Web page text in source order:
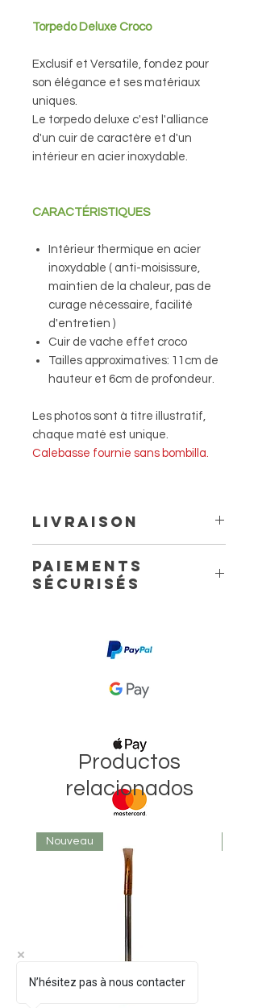
Torpedo Deluxe Croco
Exclusif et Versatile, fondez pour
son élégance et ses matériaux
uniques.
Le torpedo deluxe c'est l'alliance
d'un cuir de caractère et d'un
intérieur en acier inoxydable.
CARACTÉRISTIQUES
Intérieur thermique en acier
inoxydable ( anti-moisissure,
maintien de la chaleur, pas de
curage nécessaire, facilité
d'entretien )
Cuir de vache effet croco
Tailles approximatives: 11cm de
hauteur et 6cm de profondeur.
Les photos sont à titre illustratif,
chaque maté est unique.
Calebasse fournie sans bombilla.
Livraison
5.60 €
Livraison en point relais à partir
Paiements
sécurisés
Productos
relacionados
Nouveau
N’hésitez pas à nous contacter